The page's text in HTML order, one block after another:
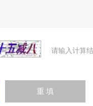
请输入计算